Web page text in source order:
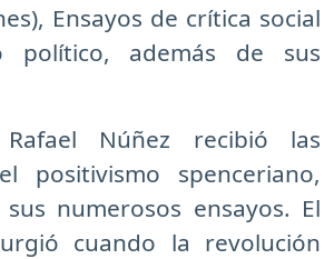
Ensayos de crítica social
político, además de sus
Núñez recibió las
positivismo spenceriano,
numerosos ensayos. El
cuando la revolución